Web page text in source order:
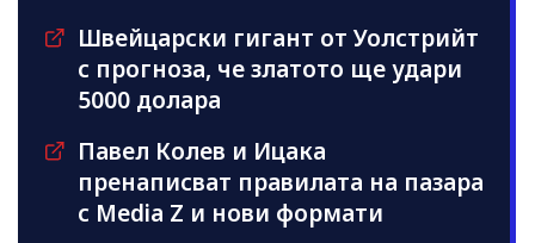
Швейцарски гигант от Уолстрийт
с прогноза, че златото ще удари
5000 долара
Павел Колев и Ицака
пренаписват правилата на пазара
с Media Z и нови формати